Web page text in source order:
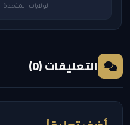
الولايات المتحدة · 3 أغسطس 2026 — 3:50 PM
التعليقات (0)